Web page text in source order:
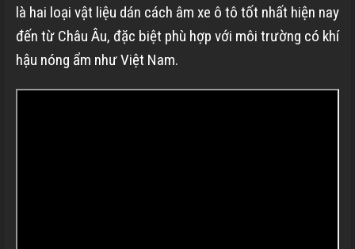
là hai loại vật liệu dán cách âm xe ô tô tốt nhất hiện nay
đến từ Châu Âu, đặc biệt phù hợp với môi trường có khí
hậu nóng ẩm như Việt Nam.